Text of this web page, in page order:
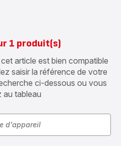
1 produit(s)
article est bien compatible
saisir la référence de votre
ci-dessous ou vous
au tableau